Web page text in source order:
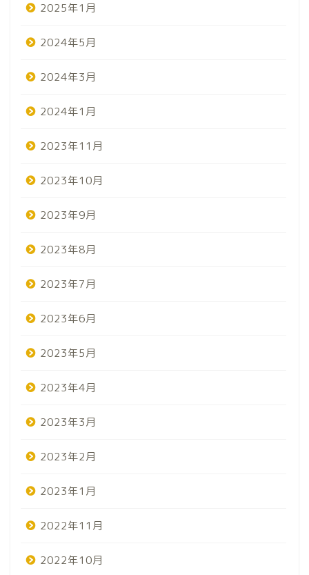
2025年1月
2024年5月
2024年3月
2024年1月
2023年11月
2023年10月
2023年9月
2023年8月
2023年7月
2023年6月
2023年5月
2023年4月
2023年3月
2023年2月
2023年1月
2022年11月
2022年10月